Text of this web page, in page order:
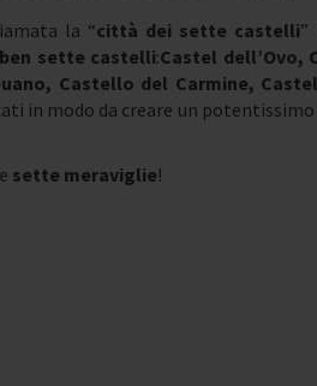
la “città dei sette castelli”
ben sette castelli:Castel dell’Ovo,
Castello del Carmine,
in modo da creare un
sette meraviglie!